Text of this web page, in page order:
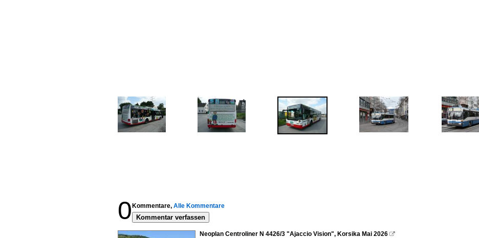
0 Kommentare, Alle Kommentare
Kommentar verfassen
Neoplan Centroliner N 4426/3 "Ajaccio Vision", Korsika Mai 2026 